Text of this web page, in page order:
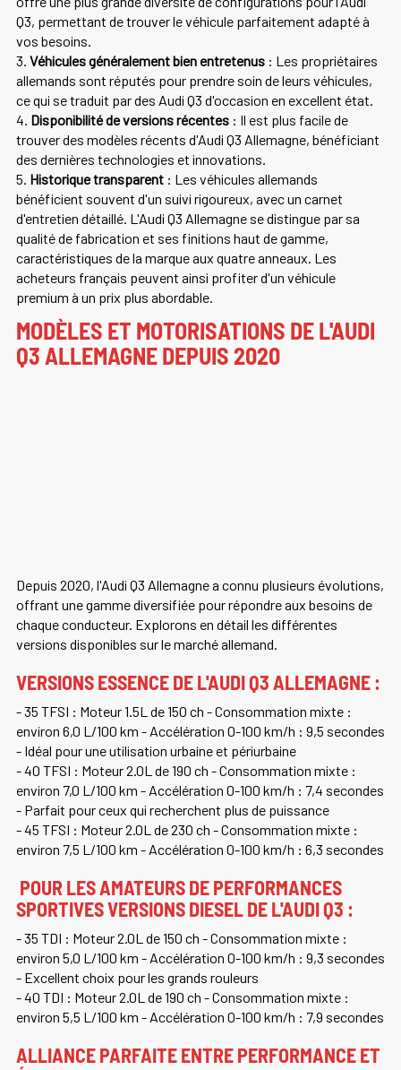
Q3, permettant de trouver le véhicule parfaitement adapté à
vos besoins.
3. Véhicules généralement bien entretenus: Les propriétaires
allemands sont réputés pour prendre soin de leurs véhicules,
ce qui se traduit par des Audi Q3 d'occasion en excellent état.
4. Disponibilité de versions récentes: Il est plus facile de
trouver des modèles récents d'Audi Q3 Allemagne, bénéficiant
des dernières technologies et innovations.
5. Historique transparent: Les véhicules allemands
bénéficient souvent d'un suivi rigoureux, avec un carnet
d'entretien détaillé. L'Audi Q3 Allemagne se distingue par sa
qualité de fabrication et ses finitions haut de gamme,
caractéristiques de la marque aux quatre anneaux. Les
acheteurs français peuvent ainsi profiter d'un véhicule
premium à un prix plus abordable.
MODÈLES ET MOTORISATIONS DE L'AUDI
Q3 ALLEMAGNE DEPUIS 2020
Depuis 2020, l'Audi Q3 Allemagne a connu plusieurs évolutions,
offrant une gamme diversifiée pour répondre aux besoins de
chaque conducteur. Explorons en détail les différentes
versions disponibles sur le marché allemand.
VERSIONS ESSENCE DE L'AUDI Q3 ALLEMAGNE :
- 35 TFSI : Moteur 1.5L de 150 ch - Consommation mixte :
environ 6,0 L/100 km - Accélération 0-100 km/h : 9,5 secondes
- Idéal pour une utilisation urbaine et périurbaine
- 40 TFSI : Moteur 2.0L de 190 ch - Consommation mixte :
environ 7,0 L/100 km - Accélération 0-100 km/h : 7,4 secondes
- Parfait pour ceux qui recherchent plus de puissance
- 45 TFSI : Moteur 2.0L de 230 ch - Consommation mixte :
environ 7,5 L/100 km - Accélération 0-100 km/h : 6,3 secondes
POUR LES AMATEURS DE PERFORMANCES
SPORTIVES VERSIONS DIESEL DE L'AUDI Q3 :
- 35 TDI : Moteur 2.0L de 150 ch - Consommation mixte :
environ 5,0 L/100 km - Accélération 0-100 km/h : 9,3 secondes
- Excellent choix pour les grands rouleurs
- 40 TDI : Moteur 2.0L de 190 ch - Consommation mixte :
environ 5,5 L/100 km - Accélération 0-100 km/h : 7,9 secondes
ALLIANCE PARFAITE ENTRE PERFORMANCE ET